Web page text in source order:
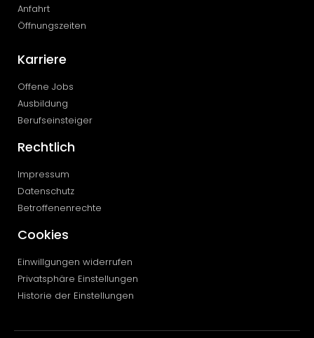
Anfahrt
Öffnungszeiten
Karriere
Offene Jobs
Ausbildung
Berufseinsteiger
Rechtlich
Impressum
Datenschutz
Betroffenenrechte
Cookies
Einwillgungen widerrufen
Privatsphäre Einstellungen
Historie der Einstellungen